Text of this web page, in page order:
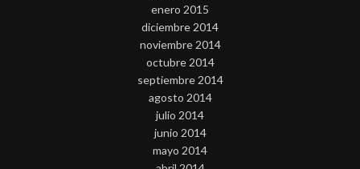
enero 2015
diciembre 2014
noviembre 2014
octubre 2014
septiembre 2014
agosto 2014
julio 2014
junio 2014
mayo 2014